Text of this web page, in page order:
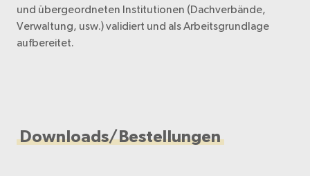
und übergeordneten Institutionen (Dachverbände,
Verwaltung, usw.) validiert und als Arbeitsgrundlage
aufbereitet.
Downloads/Bestellungen